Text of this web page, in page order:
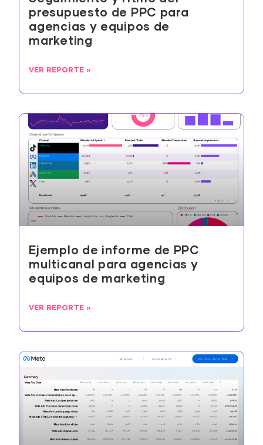
presupuesto de PPC para
agencias y equipos de
marketing
VER REPORTE »
Ejemplo de informe de PPC
multicanal para agencias y
equipos de marketing
VER REPORTE »